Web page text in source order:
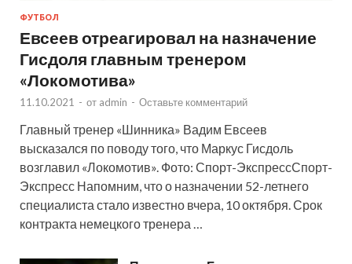
ФУТБОЛ
Евсеев отреагировал на назначение
Гисдоля главным тренером
«Локомотива»
11.10.2021 - от admin - Оставьте комментарий
Главный тренер «Шинника» Вадим Евсеев
высказался по поводу того, что Маркус Гисдоль
возглавил «Локомотив». Фото: Спорт-ЭкспрессСпорт-
Экспресс Напомним, что о назначении 52-летнего
специалиста стало известно вчера, 10 октября. Срок
контракта немецкого тренера …